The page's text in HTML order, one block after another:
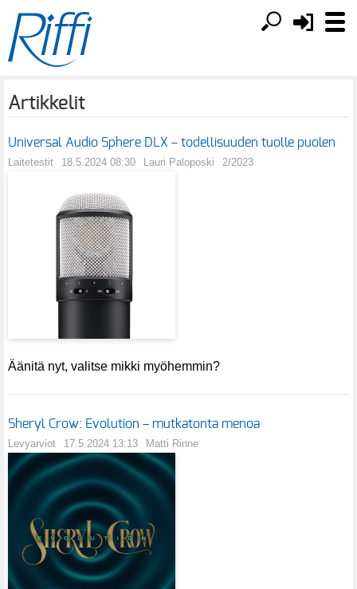
Artikkelit
Universal Audio Sphere DLX – todellisuuden tuolle puolen
Laitetestit 18.5.2024 08:30 Lauri Paloposki 2/2023
Äänitä nyt, valitse mikki myöhemmin?
Sheryl Crow: Evolution – mutkatonta menoa
Levyarviot 17.5.2024 13:13 Matti Rinne